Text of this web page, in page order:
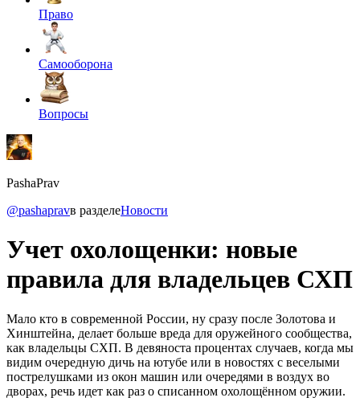
Право
Самооборона
Вопросы
PashaPrav
@pashapravв разделеНовости
Учет охолощенки: новые
правила для владельцев СХП
Мало кто в современной России, ну сразу после Золотова и
Хинштейна, делает больше вреда для оружейного сообщества,
как владельцы СХП. В девяноста процентах случаев, когда мы
видим очередную дичь на ютубе или в новостях с веселыми
пострелушками из окон машин или очередями в воздух во
дворах, речь идет как раз о списанном охолощённом оружии.